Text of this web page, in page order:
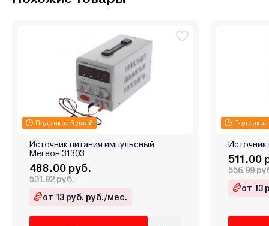
Под заказ 5 дней
Источник питания импульсный
Мегеон 31303
488.00 руб.
531.92 руб.
от 13 руб. руб./мес.
Под
511.00
556.99
от 13